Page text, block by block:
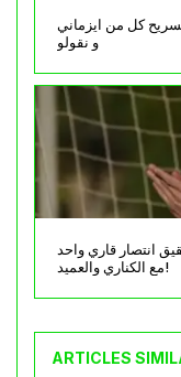
كل من ايزماني
و نقولو
انتصار قاري واحد
مع الكناري والعميد!
ARTICLES